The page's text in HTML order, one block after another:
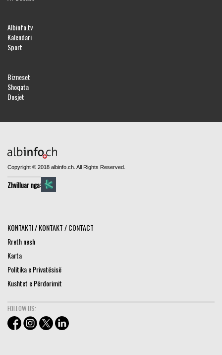
Albinfo.tv
Kalendari
Sport
Bizneset
Shoqata
Dosjet
Copyright © 2018 albinfo.ch. All Rights Reserved.
Zhvilluar nga:
KONTAKTI / KONTAKT / CONTACT
Rreth nesh
Karta
Politika e Privatësisë
Kushtet e Përdorimit
FOLLOW US: